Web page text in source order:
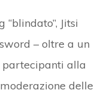
Jitsi
– oltre a un
alla
delle